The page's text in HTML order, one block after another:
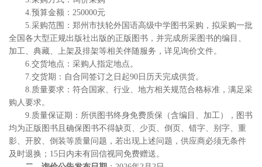
4.预算金额：250000元
5.采购范围：郑州市扶轮外国语高级中学图书采购，拟采购一批
全国各大型正规出版社出版的正版图书，并完成所采图书的编目、
加工、典藏、上架及排架等相关伴随服务，详见询价文件。
6.交货地点：采购人指定地点。
7.交货期：自合同签订之日起90日历天完成供货。
8.质量要求：符合国家、行业、地方相关规范合格标准，满足采
购人要求。
9.质量保证期：所供图书终身免费质保（含编目、加工），图书
均为正版图书且确保图书不得缺页、少页、倒页、错字、别字、重
影、开胶、倒装等质量问题，若出现上述问题，供应商必须无条件
及时退换；15日内未有回信视同免费赠送。